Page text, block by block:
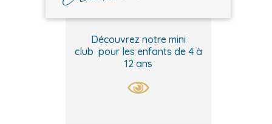
Découvrez notre mini
club pour les enfants de 4 à
12 ans